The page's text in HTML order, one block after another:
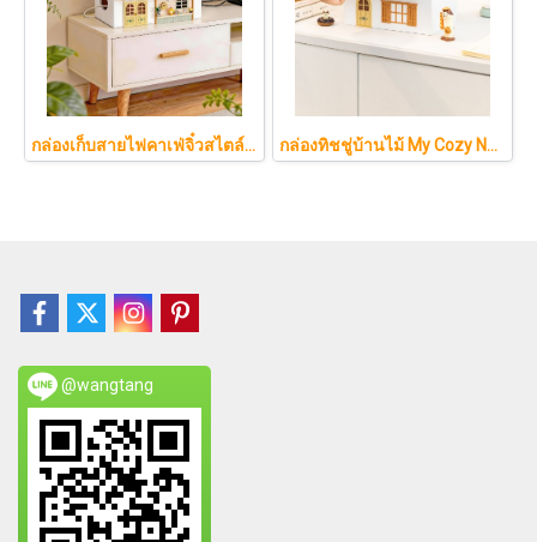
กล่องเก็บสายไฟคาเฟ่จิ๋วสไตล์ญี่ปุ่นมินิมอล ซ่อนเร้าเตอร์และปลั๊กไฟให้ห้องดูละมุนเหมือนยกคาเฟ่จากโตเกียวมาไว้ที่บ้าน กล่องทิชชู่บ้านไม้ My Cozy Nest สไตล์มินิมอล นอร์ดิก ของแต่งบ้านรูปบ้าน ขนมปัง เบเกอรี่ กล่องใส่กระดาษทิชชู่แบบตั้งโต๊ะ ฝาเปิดแม่เหล็ก เติมกระดาษง่าย
@wangtang